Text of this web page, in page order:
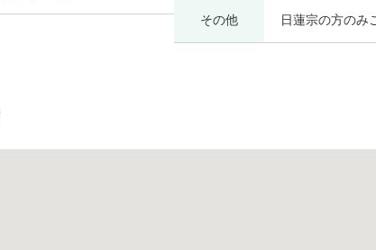
その他 日蓮宗の方のみ